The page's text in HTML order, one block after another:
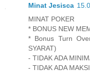
Minat Jesisca
MINAT POKER
* BONUS NEW
* Bonus Turn
SYARAT)
- TIDAK ADA
- TIDAK ADA